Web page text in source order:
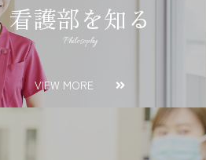
看護部を知る
Philosophy
VIEW MORE